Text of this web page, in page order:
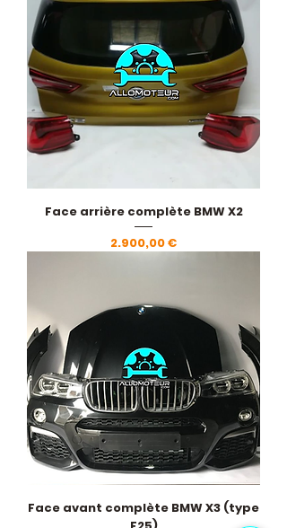
Face arrière complète BMW X2
Pris
2.900,00 €
Face avant complète BMW X3 (type